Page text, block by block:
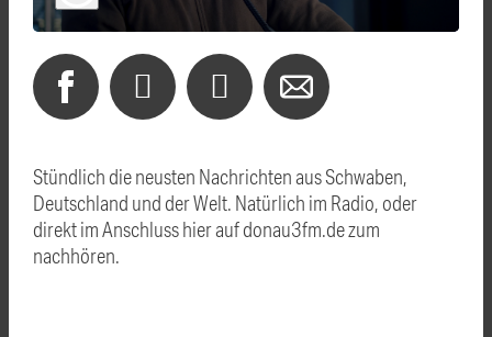
Stündlich die neusten Nachrichten aus Schwaben,
Deutschland und der Welt. Natürlich im Radio, oder
direkt im Anschluss hier auf donau3fm.de zum
nachhören.